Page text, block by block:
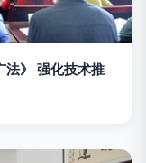
法》 强化技术推